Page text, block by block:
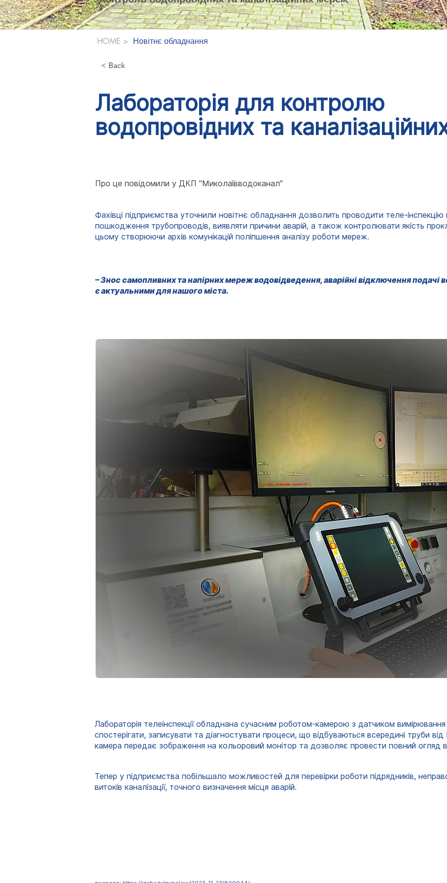
HOME > Новітнє обладнання
< Back
Лабораторія для контролю
водопровідних та
Про це повідомили у ДКП "Миколаївводоканал"
Фахівці підприємства уточнили новітнє обладнання дозволить проводити теле-
пошкодження трубопроводів, виявляти причини аварій, а також контролювати якість
цьому створюючи архів комунікацій поліпшення аналізу роботи мереж.
– Знос самопливних та напірних мереж водовідведення, аварійні відключення подачі
є актуальними для нашого міста.
Лабораторія телеінспекції обладнана сучасним роботом-камерою з датчиком
спостерігати, записувати та діагностувати процеси, що відбуваються всередині труби
камера передає зображення на кольоровий монітор та дозволяє провести повний огляд
Тепер у підприємства побільшало можливостей для перевірки роботи підрядників,
витоків каналізації, точного визначення місця аварій.